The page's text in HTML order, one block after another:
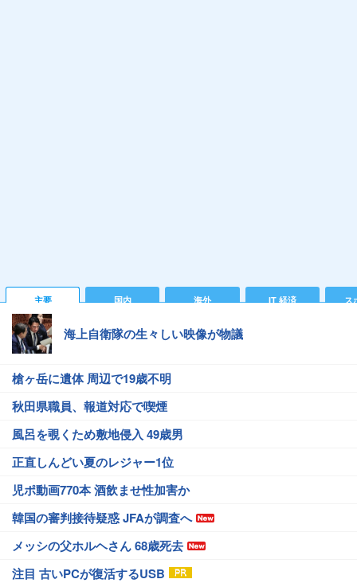
主要 国内 海外 IT 経済 ス
海上自衛隊の生々しい映像が物議
槍ヶ岳に遺体 周辺で19歳不明
秋田県職員、報道対応で喫煙
風呂を覗くため敷地侵入 49歳男
正直しんどい夏のレジャー1位
児ポ動画770本 酒飲ませ性加害か
韓国の審判接待疑惑 JFAが調査へ
メッシの父ホルヘさん 68歳死去
注目 古いPCが復活するUSB